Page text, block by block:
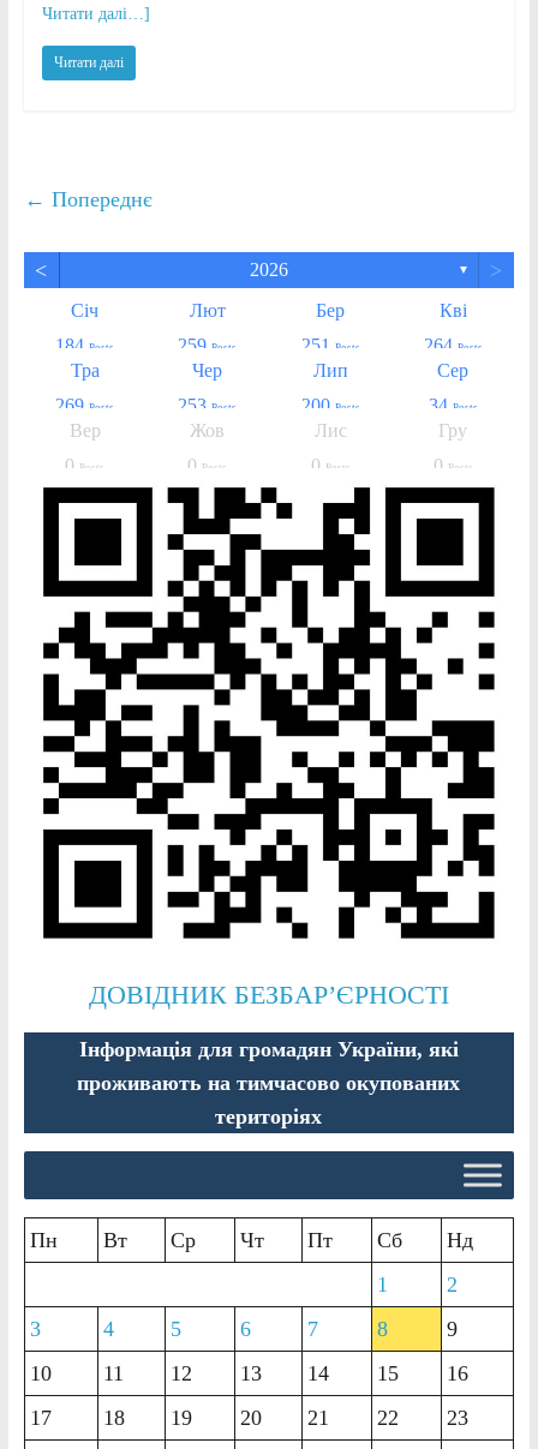
Читати далі…]
Читати далі
← Попереднє
< 2026 ▼ >
Січ
184 Posts
Лют
259 Posts
Бер
251
Posts
Кві
264 Posts
Тра
269 Posts
Чер
253 Posts
Лип
200 Posts
Сер
34 Posts
Вер
0 Posts
Жов
0 Posts
Лис
0 Posts
Гру
0 Posts
ДОВІДНИК БЕЗБАР’ЄРНОСТІ
Інформація для громадян України, які
проживають на тимчасово окупованих
територіях
Пн Вт Ср Чт Пт Сб
Нд
1
2
3
4 5 6 7 8
9
10
11 12 13 14 15
16
17
18 19 20 21 22
23